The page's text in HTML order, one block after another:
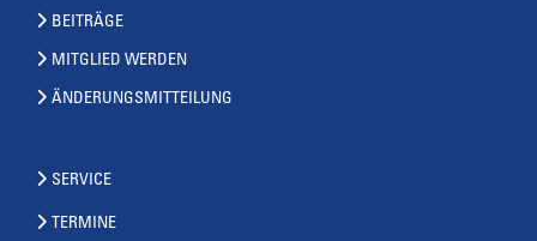
BEITRÄGE
MITGLIED WERDEN
ÄNDERUNGSMITTEILUNG
SERVICE
TERMINE